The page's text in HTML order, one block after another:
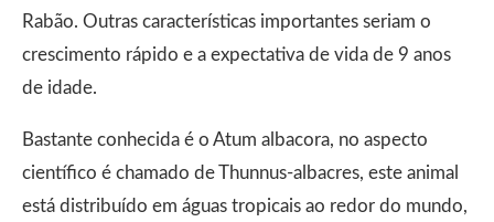
Rabão. Outras características importantes seriam o
crescimento rápido e a expectativa de vida de 9 anos
de idade.
Bastante conhecida é o Atum albacora, no aspecto
científico é chamado de Thunnus-albacres, este animal
está distribuído em águas tropicais ao redor do mundo,